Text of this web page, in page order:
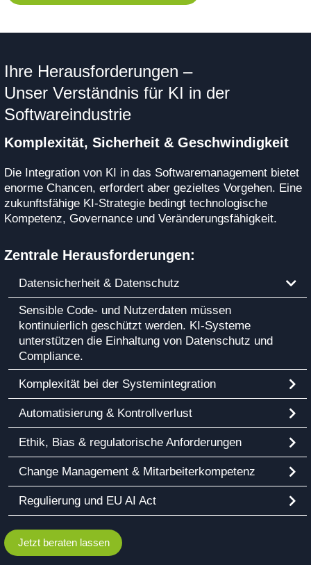
Ihre Herausforderungen –
Unser Verständnis für KI in der
Softwareindustrie
Komplexität, Sicherheit & Geschwindigkeit
Die Integration von KI in das Softwaremanagement bietet
enorme Chancen, erfordert aber gezieltes Vorgehen. Eine
zukunftsfähige KI-Strategie bedingt technologische
Kompetenz, Governance und Veränderungsfähigkeit.
Zentrale Herausforderungen:
Datensicherheit & Datenschutz
Sensible Code- und Nutzerdaten müssen
kontinuierlich geschützt werden. KI-Systeme
unterstützen die Einhaltung von Datenschutz und
Compliance.
Komplexität bei der Systemintegration
Automatisierung & Kontrollverlust
Ethik, Bias & regulatorische Anforderungen
Change Management & Mitarbeiterkompetenz
Regulierung und EU AI Act
Jetzt beraten lassen